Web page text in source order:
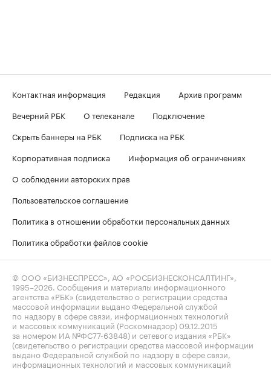
Контактная информация Редакция
Архив программ
Вечерний РБК
О телеканале
Подключение
Скрыть баннеры на РБК
Подписка на РБК
Корпоративная подписка
Информация об ограничениях
О соблюдении авторских прав
Пользовательское соглашение
Политика в отношении обработки персональных данных
Политика обработки файлов cookie
© ООО «БИЗНЕСПРЕСС», АО «РОСБИЗНЕСКОНСАЛТИНГ»,
1995–2026 . Сообщения и материалы информационного
агентства «РБК» (свидетельство о регистрации средства
массовой информации выдано Федеральной службой
по надзору в сфере связи, информационных технологий
и массовых коммуникаций (Роскомнадзор) 09.12.2015
за номером ИА №ФС77-63848) и сетевого издания «РБК»
(свидетельство о регистрации средства массовой информации
выдано Федеральной службой по надзору в сфере связи,
информационных технологий и массовых коммуникаций